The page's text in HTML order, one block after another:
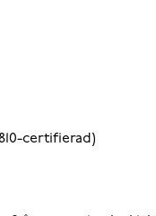
certifierad)